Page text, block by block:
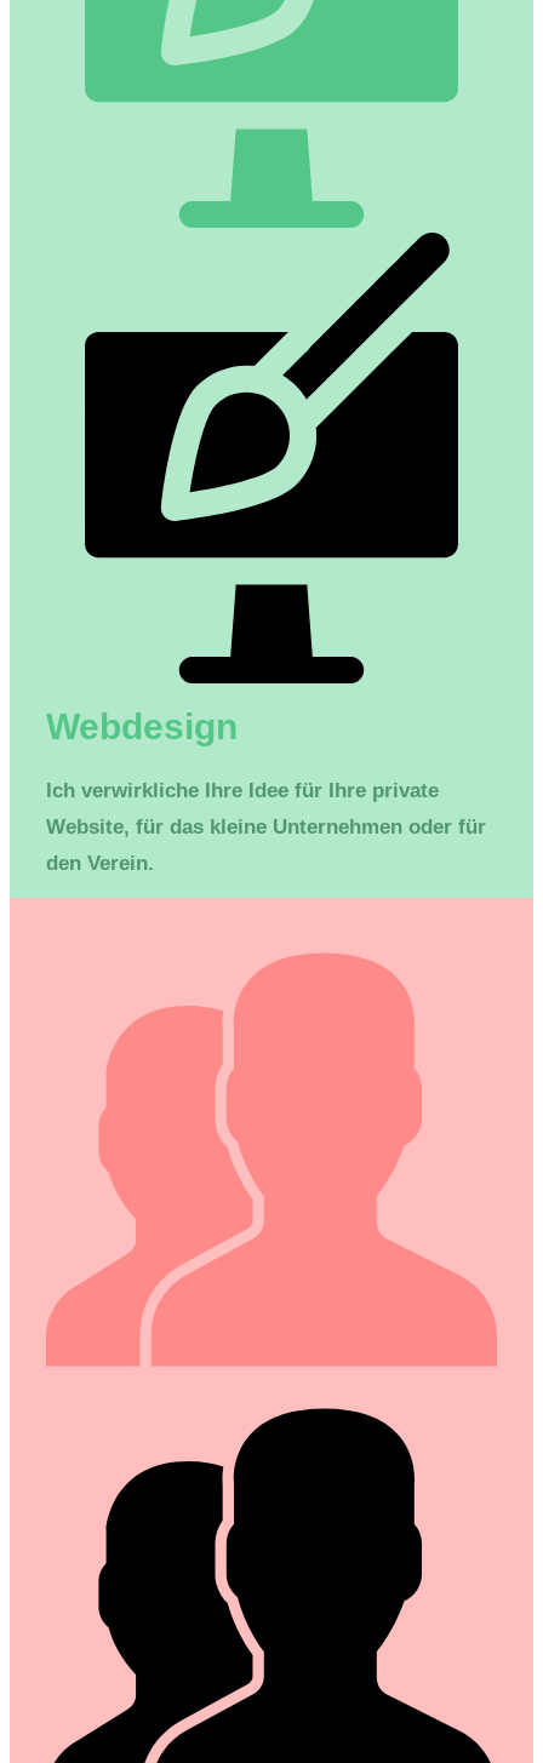
Webdesign
Ich verwirkliche Ihre Idee für Ihre private
Website, für das kleine Unternehmen oder für
den Verein.